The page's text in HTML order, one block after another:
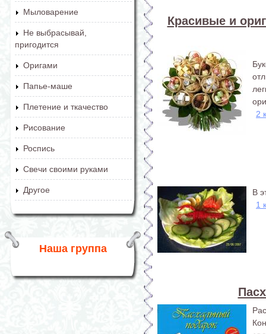
Мыловарение
Не выбрасывай,
пригодится
Оригами
Папье-маше
Плетение и ткачество
Рисование
Роспись
Свечи своими руками
Другое
Наша группа
Красивые и
2
В
1